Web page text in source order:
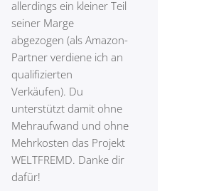
allerdings ein kleiner Teil
seiner Marge
abgezogen (als Amazon-
Partner verdiene ich an
qualifizierten
Verkäufen). Du
unterstützt damit ohne
Mehraufwand und ohne
Mehrkosten das Projekt
WELTFREMD. Danke dir
dafür!